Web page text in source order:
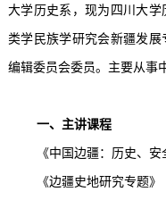
大学历史系，现为四川大
类学民族学研究会新疆发
编辑委员会委员。主要从事
一、主讲课程
《中国边疆：历史、安
《边疆史地研究专题》